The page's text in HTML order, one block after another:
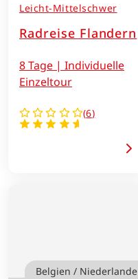
Radreise Flandern
(6)
Leicht-Mittelschwer
8 Tage | Individuelle
Einzeltour
Belgien / Niederlande